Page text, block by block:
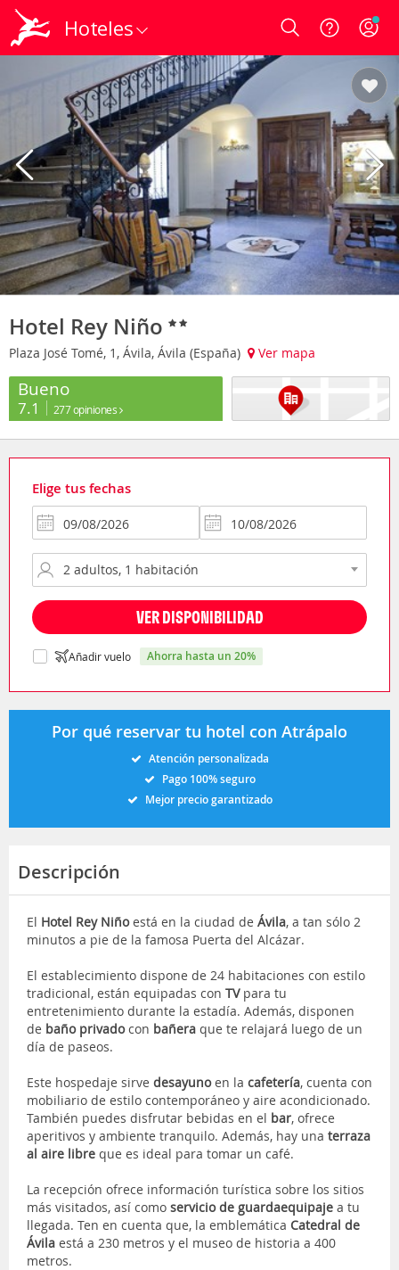
Hoteles Login
Hotel Rey Niño
Plaza José Tomé, 1, Ávila, Ávila (España) Ver mapa
Bueno
7.1 277 opiniones
Elige tus fechas
VER DISPONIBILIDAD
Añadir vuelo ahorra hasta un 20%
Por qué reservar tu hotel con Atrápalo
Atención personalizada
Pago 100% seguro
Mejor precio garantizado
Descripción
El Hotel Rey Niñoestá en la ciudad de Ávila, a tan sólo 2
minutos a pie de la famosa Puerta del Alcázar.
El establecimiento dispone de 24 habitaciones con estilo
tradicional, están equipadas con TV para tu
entretenimiento durante la estadía. Además, disponen
de baño privadocon bañera que te relajará luego de un
día de paseos.
Este hospedaje sirve desayunoen la cafetería, cuenta con
mobiliario de estilo contemporáneo y aire acondicionado.
También puedes disfrutar bebidas en el bar, ofrece
aperitivos y ambiente tranquilo. Además, hay una terraza
al aire libre que es ideal para tomar un café.
La recepción ofrece información turística sobre los sitios
más visitados, así como servicio de guardaequipaje a tu
llegada. Ten en cuenta que, la emblemática Catedral de
Ávila está a 230 metros y el museo de historia a 400
metros.